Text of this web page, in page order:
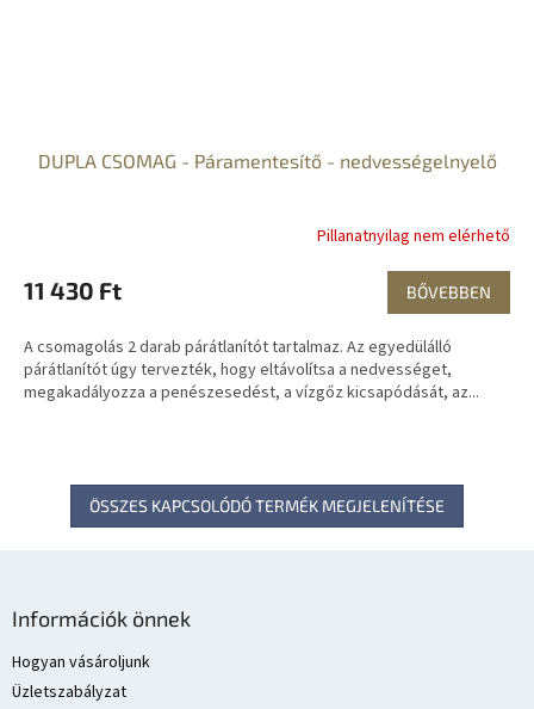
DUPLA CSOMAG - Páramentesítő - nedvességelnyelő
Pillanatnyilag nem elérhető
11 430 Ft BŐVEBBEN
A csomagolás 2 darab párátlanítót tartalmaz. Az egyedülálló
párátlanítót úgy tervezték, hogy eltávolítsa a nedvességet,
megakadályozza a penészesedést, a vízgőz kicsapódását, az...
ÖSSZES KAPCSOLÓDÓ TERMÉK MEGJELENÍTÉSE
Információk önnek
Hogyan vásároljunk
Üzletszabályzat